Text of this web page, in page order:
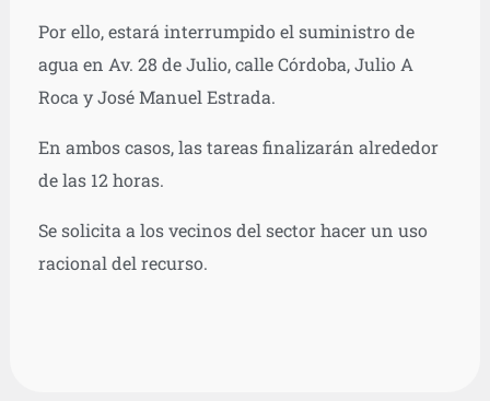
Por ello, estará interrumpido el suministro de
agua en Av. 28 de Julio, calle Córdoba, Julio A
Roca y José Manuel Estrada.
En ambos casos, las tareas finalizarán alrededor
de las 12 horas.
Se solicita a los vecinos del sector hacer un uso
racional del recurso.